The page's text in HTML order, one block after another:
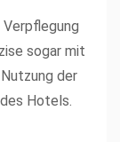
sogar mit
der
Hotels.